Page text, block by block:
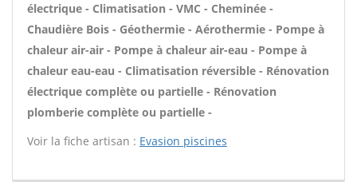
électrique - Climatisation - VMC - Cheminée -
Chaudière Bois - Géothermie - Aérothermie - Pompe à
chaleur air-air - Pompe à chaleur air-eau - Pompe à
chaleur eau-eau - Climatisation réversible - Rénovation
électrique complète ou partielle - Rénovation
plomberie complète ou partielle -
Voir la fiche artisan : Evasion piscines